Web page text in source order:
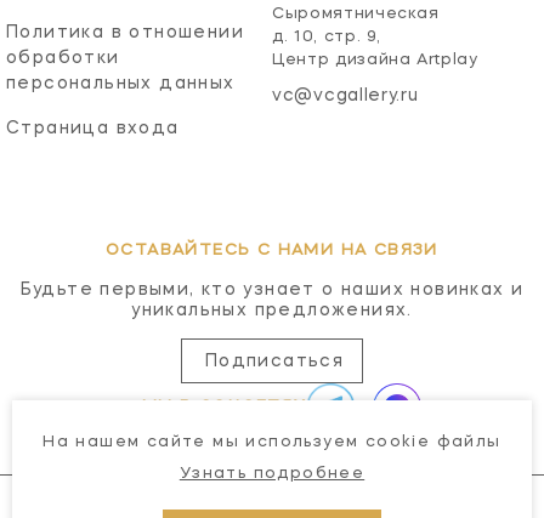
Политика в отношении
обработки
персональных данных
Страница входа
Сыромятническая
д. 10, стр. 9,
Центр дизайна Artplay
vc@vcgallery.ru
ОСТАВАЙТЕСЬ С НАМИ НА СВЯЗИ
Будьте первыми, кто узнает о наших новинках и
уникальных предложениях.
Подписаться
На нашем сайте мы используем cookie файлы
Узнать подробнее